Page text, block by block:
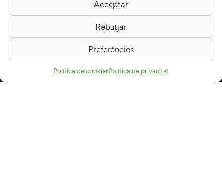
Acceptar
Rebutjar
Preferències
Política de cookiesPolítica de privacitat
Biblioteca Pilarin Bayés
Passeig de la Generalitat, 1
08500 Vic